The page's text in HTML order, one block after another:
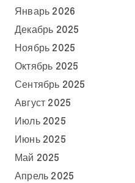
Январь 2026
Декабрь 2025
Ноябрь 2025
Октябрь 2025
Сентябрь 2025
Август 2025
Июль 2025
Июнь 2025
Май 2025
Апрель 2025